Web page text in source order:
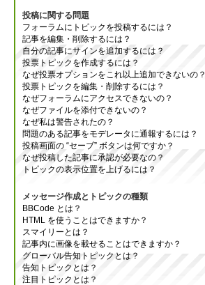
投稿に関する問題
フォーラムにトピックを投稿するには？
記事を編集・削除するには？
自分の記事にサインを追加するには？
投票トピックを作成するには？
なぜ投票オプションをこれ以上追加できないの？
投票トピックを編集・削除するには？
なぜフォーラムにアクセスできないの？
なぜファイルを添付できないの？
なぜ私は警告されたの？
問題のある記事をモデレータに通報するには？
投稿画面の “セーブ” ボタンは何ですか？
なぜ投稿した記事に承認が必要なの？
トピックの表示位置を上げるには？
メッセージ作成とトピックの種類
BBCode とは？
HTML を使うことはできますか？
スマイリーとは？
記事内に画像を載せることはできますか？
グローバル告知トピックとは？
告知トピックとは？
注目トピックとは？